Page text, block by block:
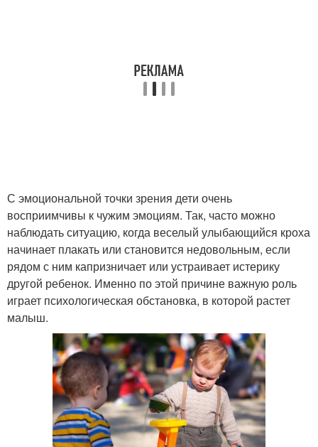
С эмоциональной точки зрения дети очень
восприимчивы к чужим эмоциям. Так, часто можно
наблюдать ситуацию, когда веселый улыбающийся кроха
начинает плакать или становится недовольным, если
рядом с ним капризничает или устраивает истерику
другой ребенок. Именно по этой причине важную роль
играет психологическая обстановка, в которой растет
малыш.